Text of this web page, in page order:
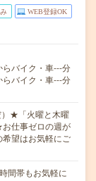
WEB登録OK
バイク・車---分
らバイク・車---分
）★「火曜と木曜
仕事ゼロの週が
望はお気軽にご
間帯もお気軽に